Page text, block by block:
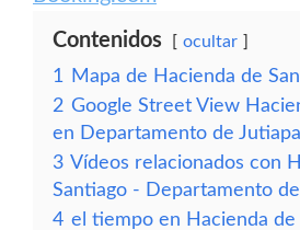
Contenidos ocultar
1
Mapa de Hacienda de
2 Google Street View
en Departamento de
3 Vídeos relacionados con
Santiago - Departamento
4 el tiempo en Hacienda de